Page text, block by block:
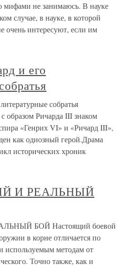
мифами не занимаюсь. В науке
случае, в науке, в которой
очень интересуют, если им
и его
собратья
образом Ричарда III знаком
«Генрих VI» и «Ричард III»,
как одиозный герой.Драма
исторических хроник
И РЕАЛЬНЫЙ
БОЙ Настоящий боевой
в корне отличается по
используемым методам от
Точно также, как и